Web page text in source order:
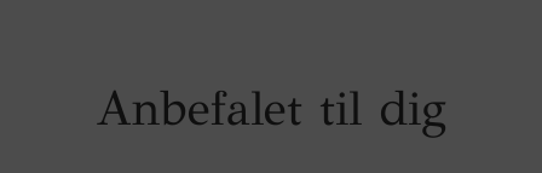
Anbefalet til dig